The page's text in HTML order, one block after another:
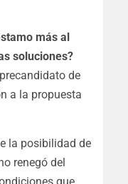
más al
soluciones?
de
a la propuesta
la posibilidad de
renegó del